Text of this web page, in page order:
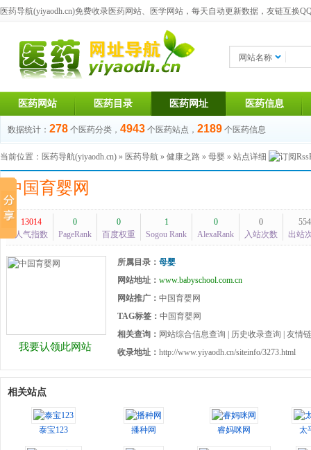
医药导航(yiyaodh.cn)免费收录医药网站、医学网站，每天自动更新数据，友链互换
网站名称
医药网站 医药目录 医药网址 医药信息
数据统计： 278 个医药分类， 4943 个医药站点， 2189 个医药信息
当前位置： 医药导航(yiyaodh.cn) » 医药导航 » 健康之路 » 母婴 » 站点详细
中国育婴网
13014
人气指数
0
PageRank
0
百度权重
1
Sogou Rank
0
AlexaRank
0
入站次数
554
出站
我要认领此网站
所属目录： 母婴
网站地址： www.babyschool.com.cn
网站推广： 中国育婴网
TAG标签： 中国育婴网
相关查询： 网站综合信息查询 历史收录查询
友情
收录地址： http://www.yiyaodh.cn/siteinfo/3273.html
相关站点
泰宝123 播种网 睿妈咪网 太